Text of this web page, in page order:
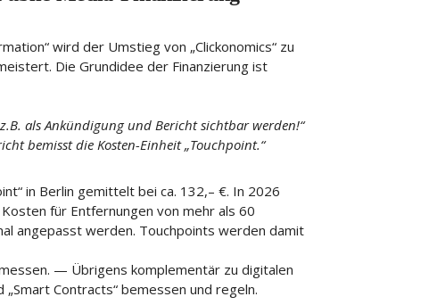
wird der Umstieg von „Clickonomics“ zu
Die Grundidee der Finanzierung ist
als Ankündigung und Bericht sichtbar werden!“
bemisst die Kosten-Einheit „Touchpoint.“
in Berlin gemittelt bei ca. 132,– €. In 2026
für Entfernungen von mehr als 60
angepasst werden. Touchpoints werden damit
— Übrigens komplementär zu digitalen
Contracts“ bemessen und regeln.